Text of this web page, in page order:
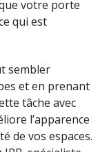
votre porte
qui est
sembler
et en prenant
tâche avec
l’apparence
de vos espaces.